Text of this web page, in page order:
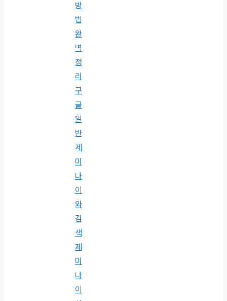
방
법
완
벽
정
리
구
글
일
반
제
미
나
이
와
검
색
제
미
나
이